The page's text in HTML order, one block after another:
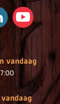
vandaag
vandaag